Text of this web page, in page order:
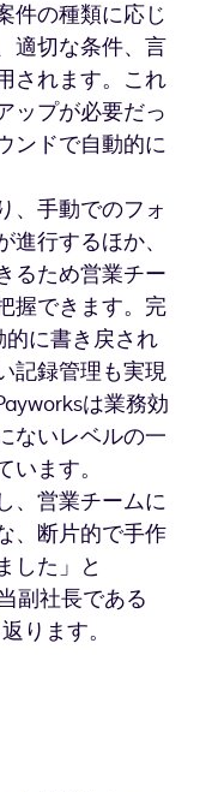
件の種類に応じ
適切な条件、言
されます。これ
ップが必要だっ
ンドで自動的に
、手動でのフォ
行するほか、
るため営業チー
握できます。完
に書き戻され
記録管理も実現
は業務効
ないレベルの一
ます。
、営業チームに
、断片的で手作
した」と
副社長である
ります。